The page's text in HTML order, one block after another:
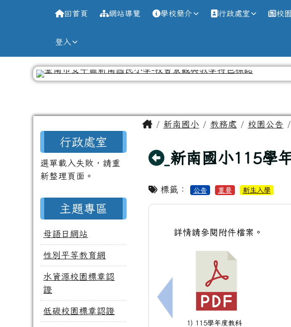
台南市新南國小全球資訊網
回首頁 網站導覽 學校簡介 行政處室 校
登入
左邊區域內容
行政處室
選單載入失敗，請重
新整理頁面。
主題專區
母語日網站
性別平等教育網
水資源校園標章認
證
低碳校園標章認證
主內容區域
Home新南國小 教務處 校園公告
回上頁
新南國小115學
標籤： 公告 重要 新生入學
上一筆：114學年度南大小太陽
詳情請參閱附件檔案。
1) 115學年度教科